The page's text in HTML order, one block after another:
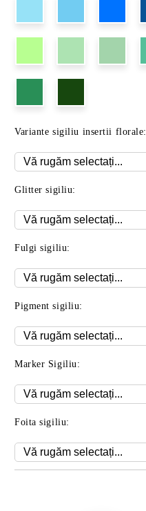
Variante sigiliu insertii florale:
Glitter sigiliu:
Fulgi sigiliu:
Pigment sigiliu:
Marker Sigiliu:
Foita sigiliu: